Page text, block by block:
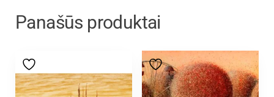
Panašūs produktai